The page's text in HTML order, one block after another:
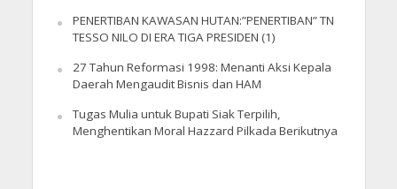
PENERTIBAN KAWASAN HUTAN:”PENERTIBAN” TN
TESSO NILO DI ERA TIGA PRESIDEN (1)
27 Tahun Reformasi 1998: Menanti Aksi Kepala
Daerah Mengaudit Bisnis dan HAM
Tugas Mulia untuk Bupati Siak Terpilih,
Menghentikan Moral Hazzard Pilkada Berikutnya